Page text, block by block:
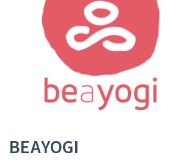
BEAYOGI